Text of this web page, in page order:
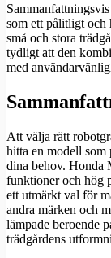
som ett pålitligt och
små och stora
tydligt att den
med
Att välja rätt
hitta en modell som
dina behov. Honda
funktioner och hög
ett utmärkt val för
andra märken och
lämpade beroende
trädgårdens